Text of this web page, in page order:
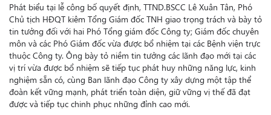
Phát biểu tại lễ công bố quyết định, TTND.BSCC Lê Xuân Tân, Phó
Chủ tịch HĐQT kiêm Tổng Giám đốc TNH giao trọng trách và bày tỏ
tin tưởng đối với hai Phó Tổng giám đốc Công ty; Giám đốc chuyên
môn và các Phó Giám đốc vừa được bổ nhiệm tại các Bệnh viện trực
thuộc Công ty. Ông bày tỏ niềm tin tưởng các lãnh đạo mới tại các
vị trí vừa được bổ nhiệm sẽ tiếp tục phát huy những năng lực, kinh
nghiệm sẵn có, cùng Ban lãnh đạo Công ty xây dựng một tập thể
đoàn kết vững mạnh, phát triển toàn diện, giữ vững vị thế đã đạt
được và tiếp tục chinh phục những đỉnh cao mới.